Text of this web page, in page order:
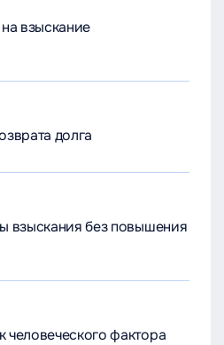
взыскание
долга
взыскания без повышения
фактора